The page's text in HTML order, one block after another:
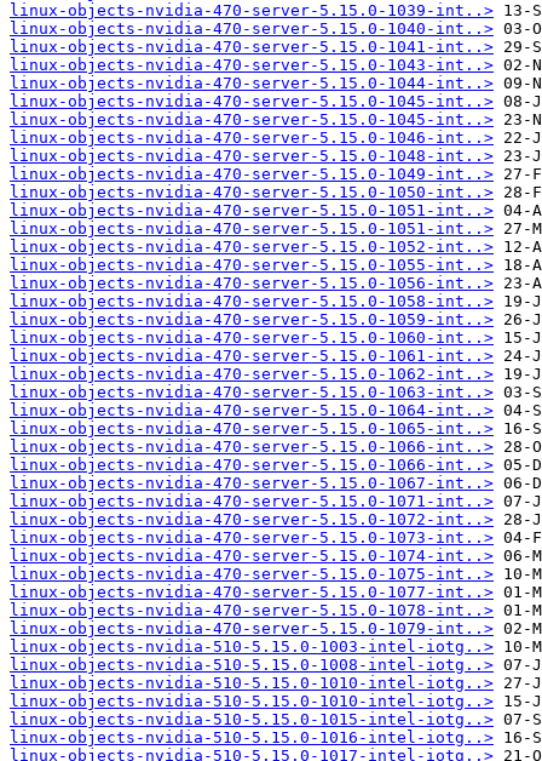
linux-objects-nvidia-470-server-5.15.0-1039-int..>
linux-objects-nvidia-470-server-5.15.0-1040-int..>
linux-objects-nvidia-470-server-5.15.0-1041-int..>
linux-objects-nvidia-470-server-5.15.0-1043-int..>
linux-objects-nvidia-470-server-5.15.0-1044-int..>
linux-objects-nvidia-470-server-5.15.0-1045-int..>
linux-objects-nvidia-470-server-5.15.0-1045-int..>
linux-objects-nvidia-470-server-5.15.0-1046-int..>
linux-objects-nvidia-470-server-5.15.0-1048-int..>
linux-objects-nvidia-470-server-5.15.0-1049-int..>
linux-objects-nvidia-470-server-5.15.0-1050-int..>
linux-objects-nvidia-470-server-5.15.0-1051-int..>
linux-objects-nvidia-470-server-5.15.0-1051-int..>
linux-objects-nvidia-470-server-5.15.0-1052-int..>
linux-objects-nvidia-470-server-5.15.0-1055-int..>
linux-objects-nvidia-470-server-5.15.0-1056-int..>
linux-objects-nvidia-470-server-5.15.0-1058-int..>
linux-objects-nvidia-470-server-5.15.0-1059-int..>
linux-objects-nvidia-470-server-5.15.0-1060-int..>
linux-objects-nvidia-470-server-5.15.0-1061-int..>
linux-objects-nvidia-470-server-5.15.0-1062-int..>
linux-objects-nvidia-470-server-5.15.0-1063-int..>
linux-objects-nvidia-470-server-5.15.0-1064-int..>
linux-objects-nvidia-470-server-5.15.0-1065-int..>
linux-objects-nvidia-470-server-5.15.0-1066-int..>
linux-objects-nvidia-470-server-5.15.0-1066-int..>
linux-objects-nvidia-470-server-5.15.0-1067-int..>
linux-objects-nvidia-470-server-5.15.0-1071-int..>
linux-objects-nvidia-470-server-5.15.0-1072-int..>
linux-objects-nvidia-470-server-5.15.0-1073-int..>
linux-objects-nvidia-470-server-5.15.0-1074-int..>
linux-objects-nvidia-470-server-5.15.0-1075-int..>
linux-objects-nvidia-470-server-5.15.0-1077-int..>
linux-objects-nvidia-470-server-5.15.0-1078-int..>
linux-objects-nvidia-470-server-5.15.0-1079-int..>
linux-objects-nvidia-510-5.15.0-1003-intel-iotg..>
linux-objects-nvidia-510-5.15.0-1008-intel-iotg..>
linux-objects-nvidia-510-5.15.0-1010-intel-iotg..>
linux-objects-nvidia-510-5.15.0-1010-intel-iotg..>
linux-objects-nvidia-510-5.15.0-1015-intel-iotg..>
linux-objects-nvidia-510-5.15.0-1016-intel-iotg..>
linux-objects-nvidia-510-5.15.0-1017-intel-iotg..>